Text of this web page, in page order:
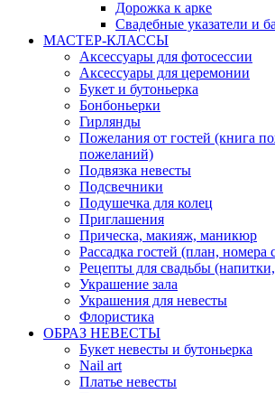
Дорожка к арке
Свадебные указатели и
МАСТЕР-КЛАССЫ
Аксессуары для фотосессии
Аксессуары для церемонии
Букет и бутоньерка
Бонбоньерки
Гирлянды
Пожелания от гостей (книга
пожеланий)
Подвязка невесты
Подсвечники
Подушечка для колец
Приглашения
Прическа, макияж, маникюр
Рассадка гостей (план, номера
Рецепты для свадьбы
Украшение зала
Украшения для невесты
Флористика
ОБРАЗ НЕВЕСТЫ
Букет невесты и бутоньерка
Nail art
Платье невесты